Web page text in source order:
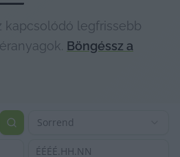
kapcsolódó legfrissebb
Böngéssz a
Sorrend
ÉÉÉÉ.HH.NN